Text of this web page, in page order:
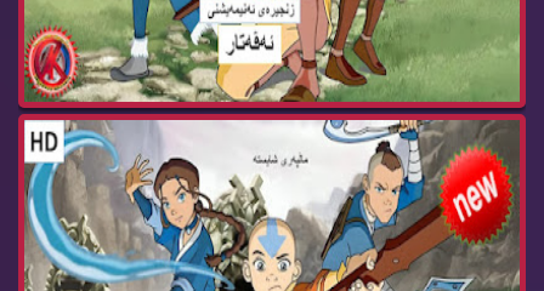
زنجیره‌ كارتۆنی ئه‌ڤه‌تار وه‌رزی سێ ئه‌ڵقه‌ی 13...